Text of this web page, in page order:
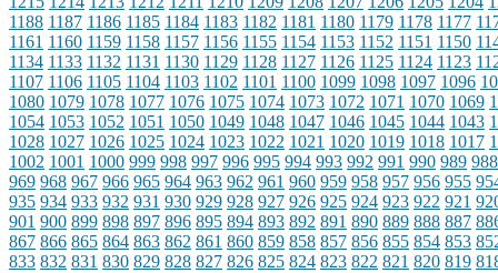
1188 1187 1186 1185 1184 1183 1182 1181 1180 1179 1178 1177
1161 1160 1159 1158 1157 1156 1155 1154 1153 1152 1151 1150
1134 1133 1132 1131 1130 1129 1128 1127 1126 1125 1124 1123
1107 1106 1105 1104 1103 1102 1101 1100 1099 1098 1097 1096
1080 1079 1078 1077 1076 1075 1074 1073 1072 1071 1070 1069
1054 1053 1052 1051 1050 1049 1048 1047 1046 1045 1044 1043
1028 1027 1026 1025 1024 1023 1022 1021 1020 1019 1018 1017
1002 1001 1000 999 998 997 996 995 994 993 992 991 990 989 988
969 968 967 966 965 964 963 962 961 960 959 958 957 956 955
935 934 933 932 931 930 929 928 927 926 925 924 923 922 921
901 900 899 898 897 896 895 894 893 892 891 890 889 888 887
867 866 865 864 863 862 861 860 859 858 857 856 855 854 853
833 832 831 830 829 828 827 826 825 824 823 822 821 820 819